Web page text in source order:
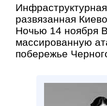
развязанная
Ночью 14 ноября
массированную
побережье